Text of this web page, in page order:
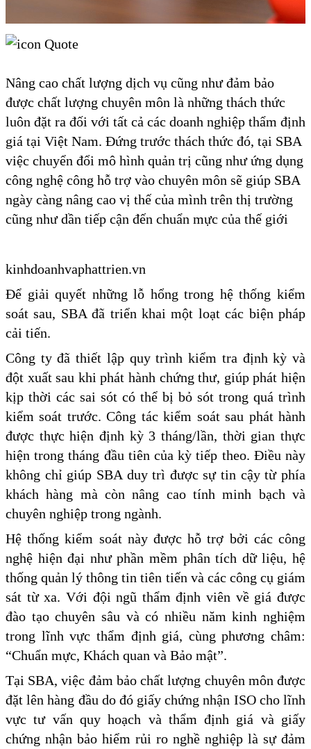
Nâng cao chất lượng dịch vụ cũng như đảm bảo
được chất lượng chuyên môn là những thách thức
luôn đặt ra đối với tất cả các doanh nghiệp thẩm định
giá tại Việt Nam. Đứng trước thách thức đó, tại SBA
việc chuyển đổi mô hình quản trị cũng như ứng dụng
công nghệ công hỗ trợ vào chuyên môn sẽ giúp SBA
ngày càng nâng cao vị thế của mình trên thị trường
cũng như dần tiếp cận đến chuẩn mực của thế giới
kinhdoanhvaphattrien.vn
Để giải quyết những lỗ hổng trong hệ thống kiểm
soát sau, SBA đã triển khai một loạt các biện pháp
cải tiến.
Công ty đã thiết lập quy trình kiểm tra định kỳ và
đột xuất sau khi phát hành chứng thư, giúp phát hiện
kịp thời các sai sót có thể bị bỏ sót trong quá trình
kiểm soát trước. Công tác kiểm soát sau phát hành
được thực hiện định kỳ 3 tháng/lần, thời gian thực
hiện trong tháng đầu tiên của kỳ tiếp theo. Điều này
không chỉ giúp SBA duy trì được sự tin cậy từ phía
khách hàng mà còn nâng cao tính minh bạch và
chuyên nghiệp trong ngành.
Hệ thống kiểm soát này được hỗ trợ bởi các công
nghệ hiện đại như phần mềm phân tích dữ liệu, hệ
thống quản lý thông tin tiên tiến và các công cụ giám
sát từ xa. Với đội ngũ thẩm định viên về giá được
đào tạo chuyên sâu và có nhiều năm kinh nghiệm
trong lĩnh vực thẩm định giá, cùng phương châm:
“Chuẩn mực, Khách quan và Bảo mật”.
Tại SBA, việc đảm bảo chất lượng chuyên môn được
đặt lên hàng đầu do đó giấy chứng nhận ISO cho lĩnh
vực tư vấn quy hoạch và thẩm định giá và giấy
chứng nhận bảo hiểm rủi ro nghề nghiệp là sự đảm